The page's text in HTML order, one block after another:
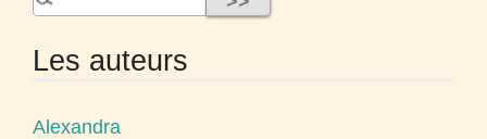
Les auteurs
Alexandra